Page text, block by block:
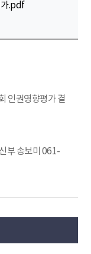
가.pdf
인권영향평가 결
부 송보미 061-